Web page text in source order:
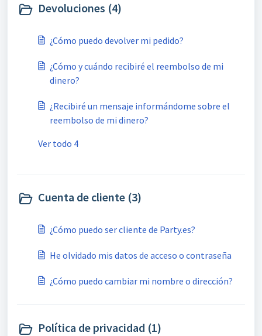
Devoluciones (4)
¿Cómo puedo devolver mi pedido?
¿Cómo y cuándo recibiré el reembolso de mi
dinero?
¿Recibiré un mensaje informándome sobre el
reembolso de mi dinero?
Ver todo 4
Cuenta de cliente (3)
¿Cómo puedo ser cliente de Party.es?
He olvidado mis datos de acceso o contraseña
¿Cómo puedo cambiar mi nombre o dirección?
Política de privacidad (1)